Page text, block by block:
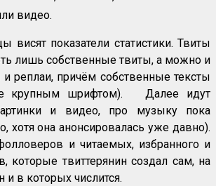
видео.
висят показатели статистики. Твиты
лишь собственные твиты, а можно и
реплаи, причём собственные тексты
крупным шрифтом). Далее идут
и видео, про музыку пока
хотя она анонсировалась уже давно).
и читаемых, избранного и
которые твиттерянин создал сам, на
и в которых числится.